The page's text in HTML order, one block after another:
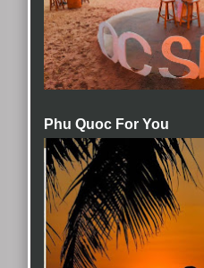
Phu Quoc For You